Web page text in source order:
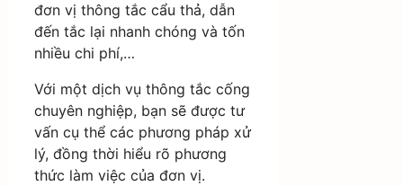
đơn vị thông tắc cẩu thả, dẫn
đến tắc lại nhanh chóng và tốn
nhiều chi phí,…
Với một dịch vụ thông tắc cống
chuyên nghiệp, bạn sẽ được tư
vấn cụ thể các phương pháp xử
lý, đồng thời hiểu rõ phương
thức làm việc của đơn vị.